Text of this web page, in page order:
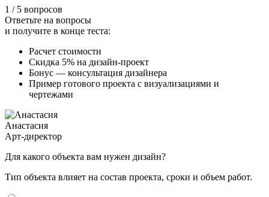
1 / 5 вопросов
Ответьте на вопросы
и получите в конце теста:
Расчет стоимости
Скидка 5% на дизайн-проект
Бонус — консультация дизайнера
Пример готового проекта с визуализациями и
чертежами
Анастасия
Арт-директор
Для какого объекта вам нужен дизайн?
Тип объекта влияет на состав проекта, сроки и объем работ.